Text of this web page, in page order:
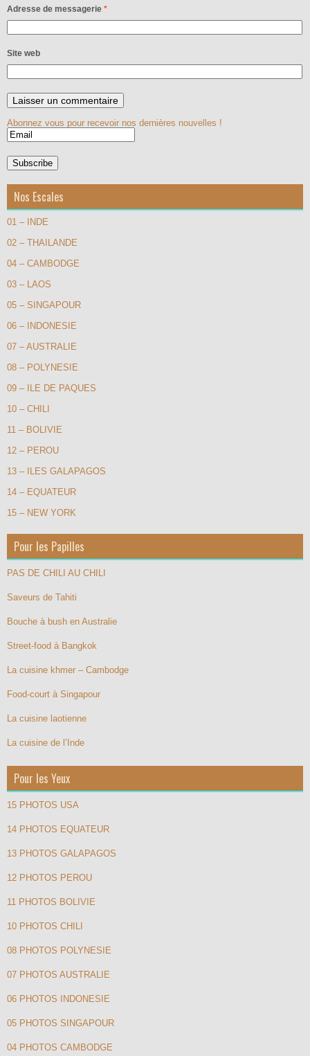
Adresse de messagerie *
Site web
Abonnez vous pour recevoir nos dernières nouvelles !
Nos Escales
01 – INDE
02 – THAILANDE
04 – CAMBODGE
03 – LAOS
05 – SINGAPOUR
06 – INDONESIE
07 – AUSTRALIE
08 – POLYNESIE
09 – ILE DE PAQUES
10 – CHILI
11 – BOLIVIE
12 – PEROU
13 – ILES GALAPAGOS
14 – EQUATEUR
15 – NEW YORK
Pour les Papilles
PAS DE CHILI AU CHILI
Saveurs de Tahiti
Bouche à bush en Australie
Street-food à Bangkok
La cuisine khmer – Cambodge
Food-court à Singapour
La cuisine laotienne
La cuisine de l’Inde
Pour les Yeux
15 PHOTOS USA
14 PHOTOS EQUATEUR
13 PHOTOS GALAPAGOS
12 PHOTOS PEROU
11 PHOTOS BOLIVIE
10 PHOTOS CHILI
08 PHOTOS POLYNESIE
07 PHOTOS AUSTRALIE
06 PHOTOS INDONESIE
05 PHOTOS SINGAPOUR
04 PHOTOS CAMBODGE